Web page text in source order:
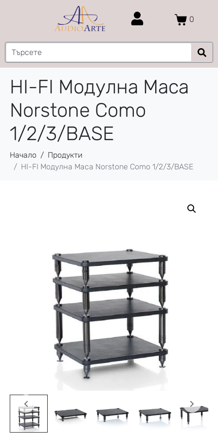
0
HI-FI Модулна Маса
Norstone Como
1/2/3/BASE
Начало
Продукти
HI-FI Модулна Маса Norstone Como 1/2/3/BASE